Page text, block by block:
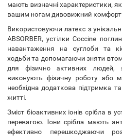
мають визначні характеристики,
вашим ногам дивовижний комфорт
Використовуючи латекс з
ABSORBER, устілки Coccine
навантаження на суглоби та
ходьби та допомагаючи зняти
для фізично активних людей,
виконують фізичну роботу або
необхідна додаткова підтримка
житті.
Зміст біоактивних іонів срібла в
перевагою. Іони срібла мають
ефективно перешкоджаючи